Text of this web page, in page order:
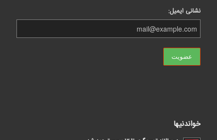
نشانی ایمیل:
خواندنیها